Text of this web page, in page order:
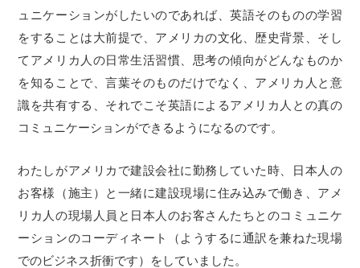
ュニケーションがしたいのであれば、英語そのものの学習
をすることは大前提で、アメリカの文化、歴史背景、そし
てアメリカ人の日常生活習慣、思考の傾向がどんなものか
を知ることで、言葉そのものだけでなく、アメリカ人と意
識を共有する、それでこそ英語によるアメリカ人との真の
コミュニケーションができるようになるのです。
わたしがアメリカで建設会社に勤務していた時、日本人の
お客様（施主）と一緒に建設現場に住み込みで働き、アメ
リカ人の現場人員と日本人のお客さんたちとのコミュニケ
ーションのコーディネート（ようするに通訳を兼ねた現場
でのビジネス折衝です）をしていました。